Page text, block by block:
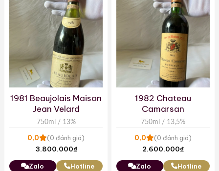
1981 Beaujolais Maison
Jean Velard
750ml / 13%
0,0 (0 đánh giá)
3.800.000₫
Zalo Hotline
1982 Chateau
Camarsan
750ml / 13,5%
0,0 (0 đánh giá)
2.600.000₫
Zalo Hotline